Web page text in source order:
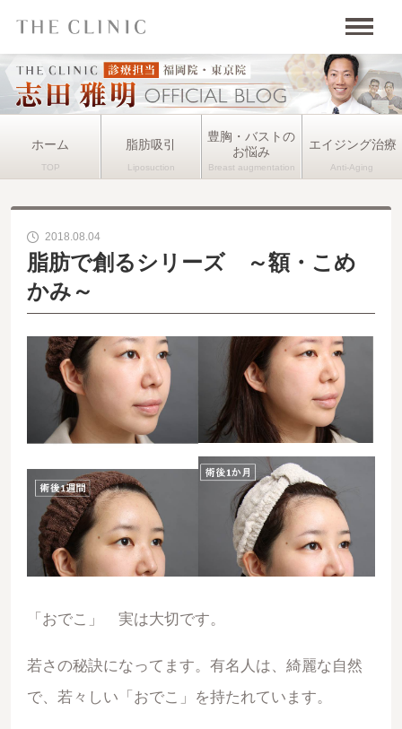
ホーム 脂肪吸引
豊胸・バストの
お悩み
エイジング治療
2018.08.04
脂肪で創るシリーズ ～額・こめ
かみ～
「おでこ」 実は大切です。
若さの秘訣になってます。有名人は、綺麗な自然
で、若々しい「おでこ」を持たれています。